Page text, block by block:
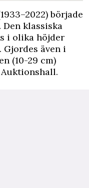
började
Den klassiska
i olika höjder
Gjordes även i
(10-29 cm)